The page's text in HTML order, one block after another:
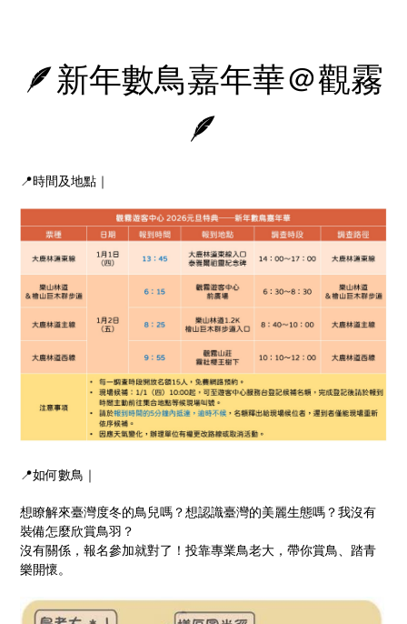
🪶新年數鳥嘉年華＠觀霧
🪶
📍時間及地點｜
📍如何數鳥｜
想瞭解來臺灣度冬的鳥兒嗎？想認識臺灣的美麗生態嗎？我沒有
裝備怎麼欣賞鳥羽？
沒有關係，報名參加就對了！投靠專業鳥老大，帶你賞鳥、踏青
樂開懷。